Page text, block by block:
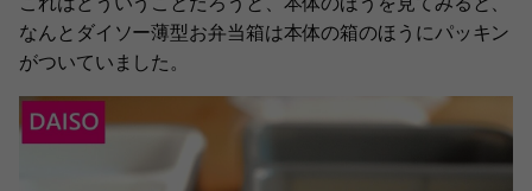
なんとダイソー薄型お弁当箱は本体の箱のほうにパッキン
がついていました。